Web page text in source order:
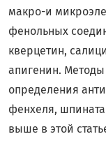
макро-и
фенольных
кверцетин,
апигенин.
определения
фенхеля,
выше в этой